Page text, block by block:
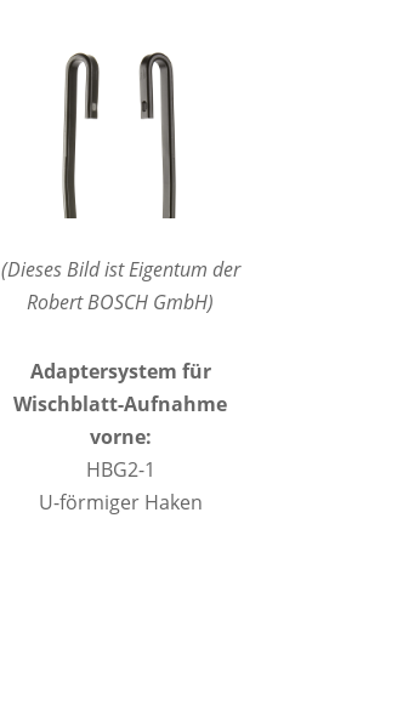
(Dieses Bild ist Eigentum der
Robert BOSCH GmbH)
Adaptersystem für
Wischblatt-Aufnahme
vorne:
HBG2-1
U-förmiger Haken